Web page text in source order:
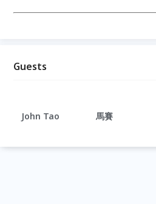
Guests
John Tao 馬賽